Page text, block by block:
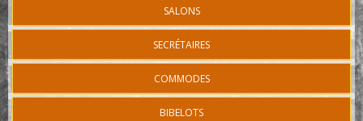
SALONS
SECRÉTAIRES
COMMODES
BIBELOTS